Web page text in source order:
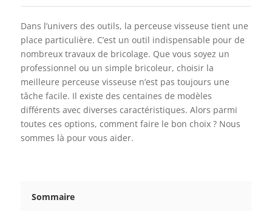
Dans l’univers des outils, la perceuse visseuse tient une
place particulière. C’est un outil indispensable pour de
nombreux travaux de bricolage. Que vous soyez un
professionnel ou un simple bricoleur, choisir la
meilleure perceuse visseuse n’est pas toujours une
tâche facile. Il existe des centaines de modèles
différents avec diverses caractéristiques. Alors parmi
toutes ces options, comment faire le bon choix ? Nous
sommes là pour vous aider.
Sommaire